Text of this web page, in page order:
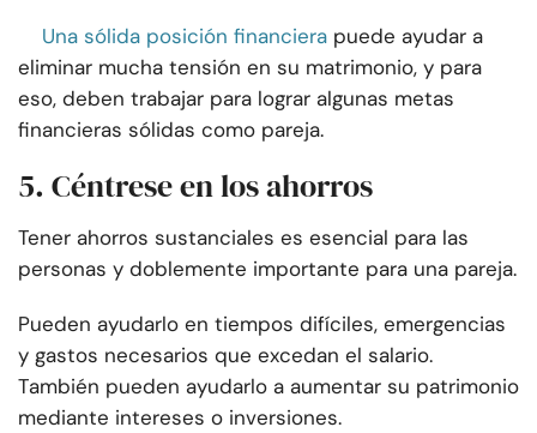
Una sólida posición financiera puede ayudar a
eliminar mucha tensión en su matrimonio, y para
eso, deben trabajar para lograr algunas metas
financieras sólidas como pareja.
5. Céntrese en los ahorros
Tener ahorros sustanciales es esencial para las
personas y doblemente importante para una pareja.
Pueden ayudarlo en tiempos difíciles, emergencias
y gastos necesarios que excedan el salario.
También pueden ayudarlo a aumentar su patrimonio
mediante intereses o inversiones.